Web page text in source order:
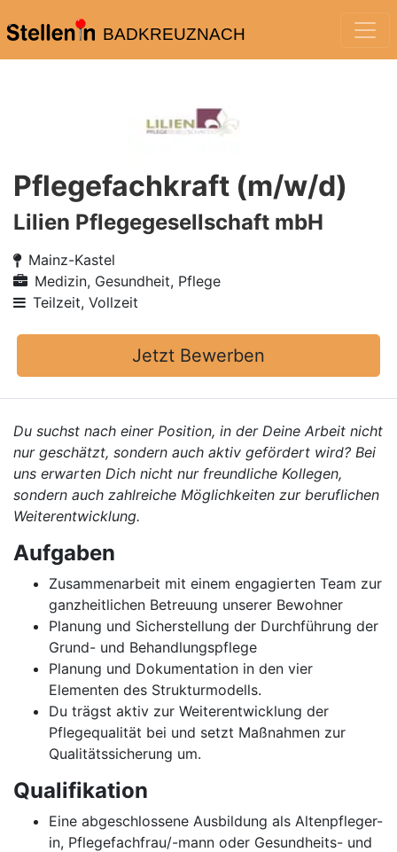
BADKREUZNACH
Pflegefachkraft (m/w/d)
Lilien Pflegegesellschaft mbH
Mainz-Kastel
Medizin, Gesundheit, Pflege
Teilzeit, Vollzeit
Jetzt Bewerben
Du suchst nach einer Position, in der Deine Arbeit nicht
nur geschätzt, sondern auch aktiv gefördert wird? Bei
uns erwarten Dich nicht nur freundliche Kollegen,
sondern auch zahlreiche Möglichkeiten zur beruflichen
Weiterentwicklung.
Aufgaben
Zusammenarbeit mit einem engagierten Team zur
ganzheitlichen Betreuung unserer Bewohner
Planung und Sicherstellung der Durchführung der
Grund- und Behandlungspflege
Planung und Dokumentation in den vier
Elementen des Strukturmodells.
Du trägst aktiv zur Weiterentwicklung der
Pflegequalität bei und setzt Maßnahmen zur
Qualitätssicherung um.
Qualifikation
Eine abgeschlossene Ausbildung als Altenpfleger-
in, Pflegefachfrau/-mann oder Gesundheits- und